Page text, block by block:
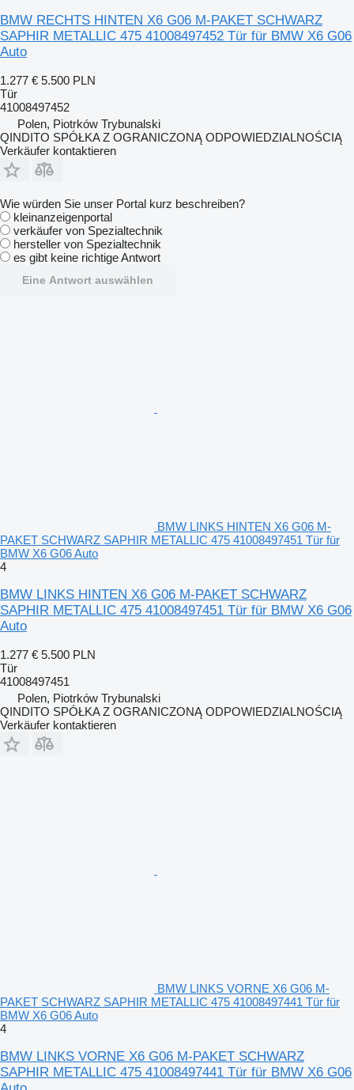
BMW RECHTS HINTEN X6 G06 M-PAKET SCHWARZ
SAPHIR METALLIC 475 41008497452 Tür für BMW X6 G06
Auto
1.277 € 5.500 PLN
Tür
41008497452
Polen, Piotrków Trybunalski
QINDITO SPÓŁKA Z OGRANICZONĄ ODPOWIEDZIALNOŚCIĄ
Verkäufer kontaktieren
Wie würden Sie unser Portal kurz beschreiben?
kleinanzeigenportal
verkäufer von Spezialtechnik
hersteller von Spezialtechnik
es gibt keine richtige Antwort
Eine Antwort auswählen
BMW LINKS HINTEN X6 G06 M-
PAKET SCHWARZ SAPHIR METALLIC 475 41008497451 Tür für
BMW X6 G06 Auto
4
BMW LINKS HINTEN X6 G06 M-PAKET SCHWARZ
SAPHIR METALLIC 475 41008497451 Tür für BMW X6 G06
Auto
1.277 € 5.500 PLN
Tür
41008497451
Polen, Piotrków Trybunalski
QINDITO SPÓŁKA Z OGRANICZONĄ ODPOWIEDZIALNOŚCIĄ
Verkäufer kontaktieren
BMW LINKS VORNE X6 G06 M-
PAKET SCHWARZ SAPHIR METALLIC 475 41008497441 Tür für
BMW X6 G06 Auto
4
BMW LINKS VORNE X6 G06 M-PAKET SCHWARZ
SAPHIR METALLIC 475 41008497441 Tür für BMW X6 G06